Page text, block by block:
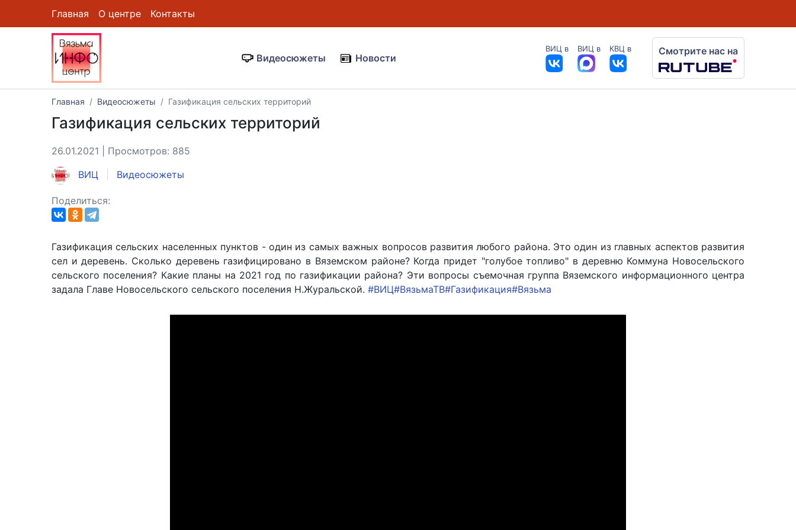
Главная О центре Контакты
Видеосюжеты Новости
ВИЦ в ВИЦ в КВЦ в Смотрите нас на
Главная Видеосюжеты Газификация сельских территорий
Газификация сельских территорий
26.01.2021 | Просмотров: 885
ВИЦ Видеосюжеты
Поделиться:
Газификация сельских населенных пунктов - один из самых важных вопросов развития любого района. Это один из главных аспектов развития
сел и деревень. Сколько деревень газифицировано в Вяземском районе? Когда придет "голубое топливо" в деревню Коммуна Новосельского
сельского поселения? Какие планы на 2021 год по газификации района? Эти вопросы съемочная группа Вяземского информационного центра
задала Главе Новосельского сельского поселения Н.Журальской. #ВИЦ#ВязьмаТВ#Газификация#Вязьма